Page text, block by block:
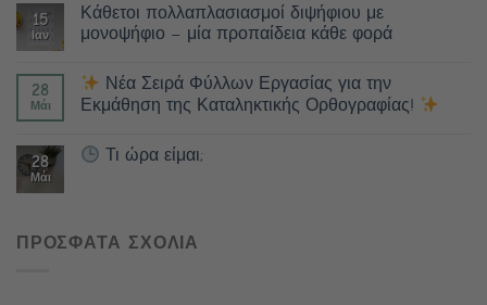
15
Ιαν
Κάθετοι πολλαπλασιασμοί διψήφιου με
μονοψήφιο – μία προπαίδεια κάθε φορά
28
Μάι
Νέα Σειρά Φύλλων Εργασίας για την
Εκμάθηση της Καταληκτικής Ορθογραφίας!
28
Μάι
Τι ώρα είμαι;
ΠΡΟΣΦΑΤΑ ΣΧΟΛΙΑ